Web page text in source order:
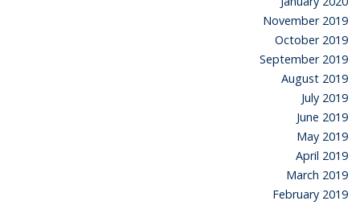
November 2019
October 2019
September 2019
August 2019
July 2019
June 2019
May 2019
April 2019
March 2019
February 2019